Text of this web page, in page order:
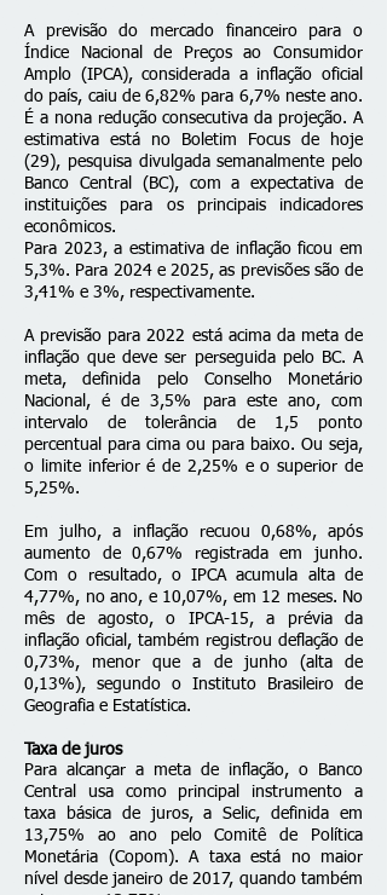
A previsão do mercado financeiro para o
Índice Nacional de Preços ao Consumidor
Amplo (IPCA), considerada a inflação oficial
do país, caiu de 6,82% para 6,7% neste ano.
É a nona redução consecutiva da projeção. A
estimativa está no Boletim Focus de hoje
(29), pesquisa divulgada semanalmente pelo
Banco Central (BC), com a expectativa de
instituições para os principais indicadores
econômicos.
Para 2023, a estimativa de inflação ficou em
5,3%. Para 2024 e 2025, as previsões são de
3,41% e 3%, respectivamente.
A previsão para 2022 está acima da meta de
inflação que deve ser perseguida pelo BC. A
meta, definida pelo Conselho Monetário
Nacional, é de 3,5% para este ano, com
intervalo de tolerância de 1,5 ponto
percentual para cima ou para baixo. Ou seja,
o limite inferior é de 2,25% e o superior de
5,25%.
Em julho, a inflação recuou 0,68%, após
aumento de 0,67% registrada em junho.
Com o resultado, o IPCA acumula alta de
4,77%, no ano, e 10,07%, em 12 meses. No
mês de agosto, o IPCA-15, a prévia da
inflação oficial, também registrou deflação de
0,73%, menor que a de junho (alta de
0,13%), segundo o Instituto Brasileiro de
Geografia e Estatística.
Taxa de juros
Para alcançar a meta de inflação, o Banco
Central usa como principal instrumento a
taxa básica de juros, a Selic, definida em
13,75% ao ano pelo Comitê de Política
Monetária (Copom). A taxa está no maior
nível desde janeiro de 2017, quando também